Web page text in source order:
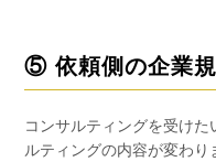
⑤ 依頼側の企業
コンサルティングを受け
ルティングの内容が変わり